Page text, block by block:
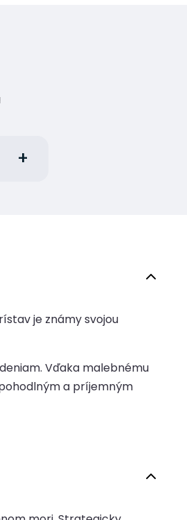
je známy svojou
Vďaka malebnému
a príjemným